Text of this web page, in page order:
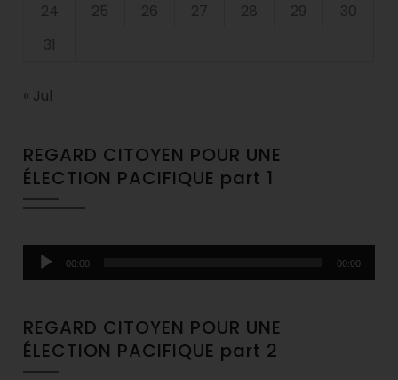
24
25 26 27 28 29
30
31
« Jul
REGARD CITOYEN POUR UNE
ÉLECTION PACIFIQUE part 1
Audio
Player
00:00 00:00
REGARD CITOYEN POUR UNE
ÉLECTION PACIFIQUE part 2